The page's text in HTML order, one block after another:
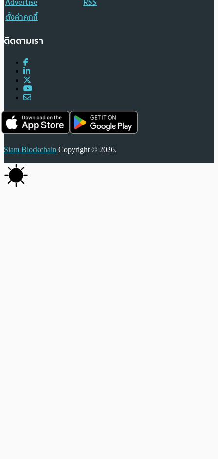
ตั้งค่าคุกกี้
ติดตามเรา
Siam Blockchain Copyright © 2026.